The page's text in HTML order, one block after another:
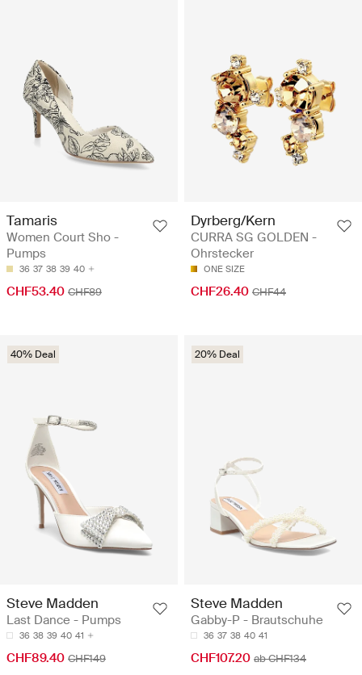
Tamaris
Women Court Sho -
Pumps
36 37 38 39 40
CHF53.40 CHF89
Dyrberg/Kern
CURRA SG GOLDEN -
Ohrstecker
ONE SIZE
CHF26.40 CHF44
40% Deal
Steve Madden
Last Dance - Pumps
36 38 39 40 41
CHF89.40 CHF149
20% Deal
Steve Madden
Gabby-P - Brautschuhe
36 37 38 40 41
CHF107.20 ab CHF134